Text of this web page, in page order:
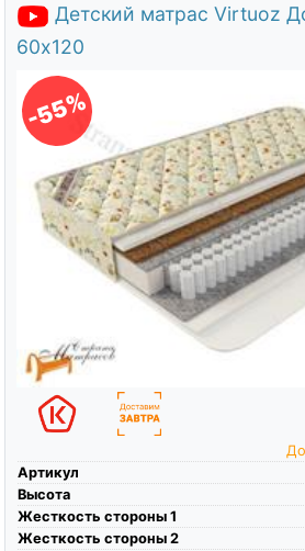
Детский матрас Virtuoz
60х120
-55%
Артикул
Высота
Жесткость стороны 1
Жесткость стороны 2